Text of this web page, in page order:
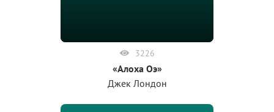
3226
«Алоха Оэ»
Джек Лондон